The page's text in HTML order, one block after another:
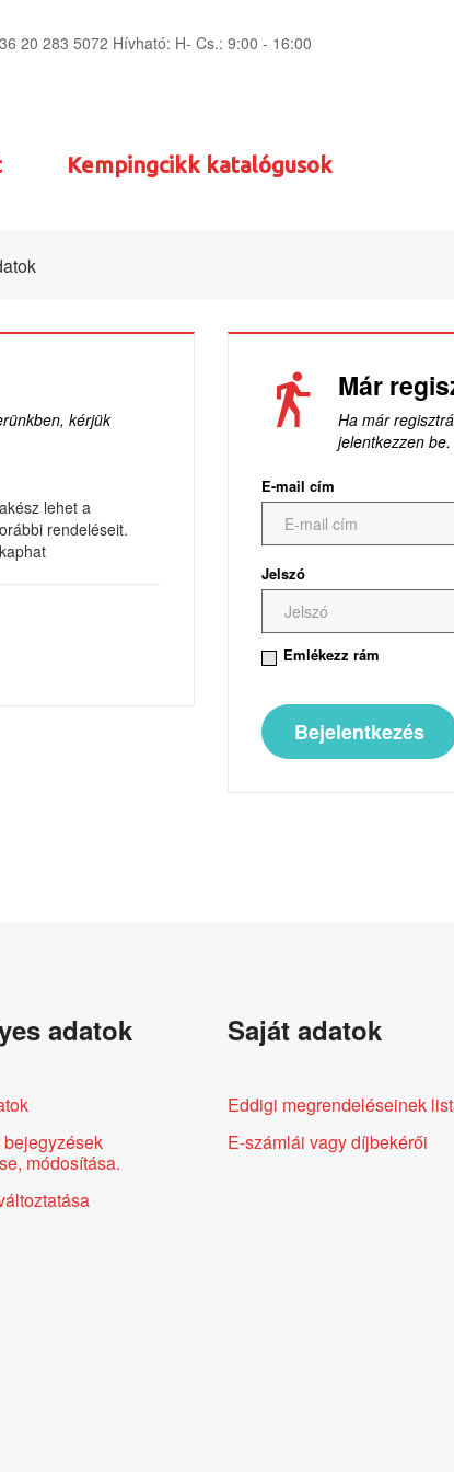
20 283 5072 Hívható: H- Cs.: 9:00 - 16:00
Kempingcikk katalógusok
kérjük
lehet a
rendeléseit.
Már
Ha már
jelentkezzen be.
E-mail cím
Jelszó
Emlékezz rám
adatok
módosítása.
Saját adatok
Eddigi megrendeléseinek
E-számlái vagy díjbekérői